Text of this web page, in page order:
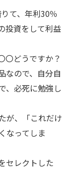
て、年利30％
投資をして利益
〇どうですか？
なので、自分自
、必死に勉強し
が、「これだけ
なってしま
セレクトした